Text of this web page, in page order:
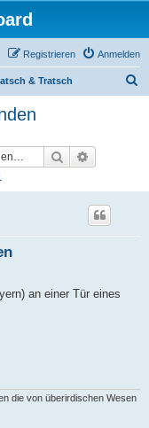
Anmelden
Registrieren
& Tratsch
Suche
an einer Tür eines
die von überirdischen Wesen